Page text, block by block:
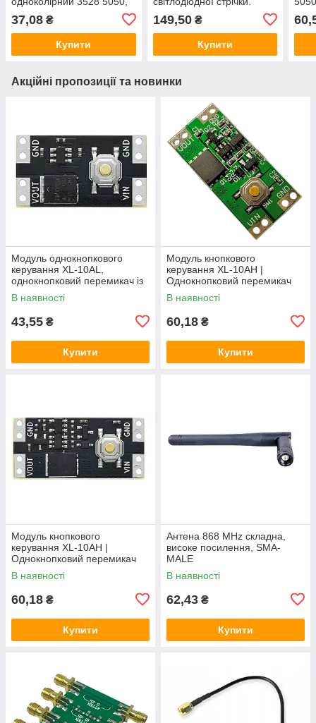
37,08 ₴
Купити
драйвера 12-24В 5А з
димуванням
149,50₴
Купити
Акційні пропозиції та новинки
Модуль однокнопкового
керування XL-10AL,
однокнопковий перемикач із
фіксацією, 5В 10А,
енергоефективний
В наявності
43,55 ₴
Купити
Модуль кнопкового
керування XL-10AH |
Однокнопковий перемикач
10A | Модуль з фіксацією |
Широкий діапазон
В наявності
60,18 ₴
Купити
Модуль кнопкового
керування XL-10AH |
Однокнопковий перемикач
10A | Модуль з фіксацією |
Широкий діапазон
В наявності
60,18 ₴
Купити
Антена 868 MHz складна,
високе посилення, SMA-
MALE
В наявності
62,43 ₴
Купити